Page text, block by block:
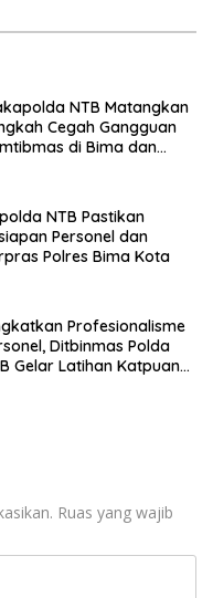
NTB Matangkan
Cegah Gangguan
di Bima dan
NTB Pastikan
Personel dan
Polres Bima Kota
Profesionalisme
Ditbinmas Polda
Gelar Latihan Katpuan
Ruas yang wajib